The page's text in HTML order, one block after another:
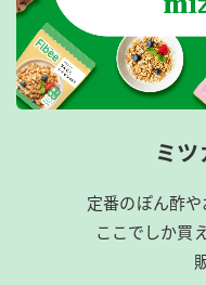
ミ
定番のぽん酢や
ここでしか買